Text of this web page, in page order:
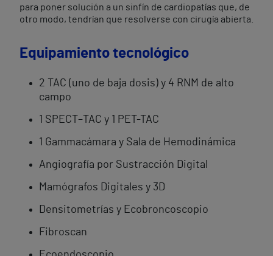
para poner solución a un sinfín de cardiopatías que, de
otro modo, tendrían que resolverse con cirugía abierta.
Equipamiento tecnológico
2 TAC (uno de baja dosis) y 4 RNM de alto
campo
1 SPECT–TAC y 1 PET-TAC
1 Gammacámara y Sala de Hemodinámica
Angiografía por Sustracción Digital
Mamógrafos Digitales y 3D
Densitometrías y Ecobroncoscopio
Fibroscan